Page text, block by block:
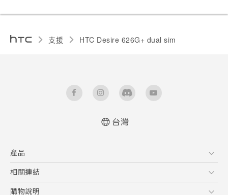
支援 HTC Desire 626G+ dual sim‎
台灣
產品
5G
智慧型手機
相關連結
HTC Research
購物說明